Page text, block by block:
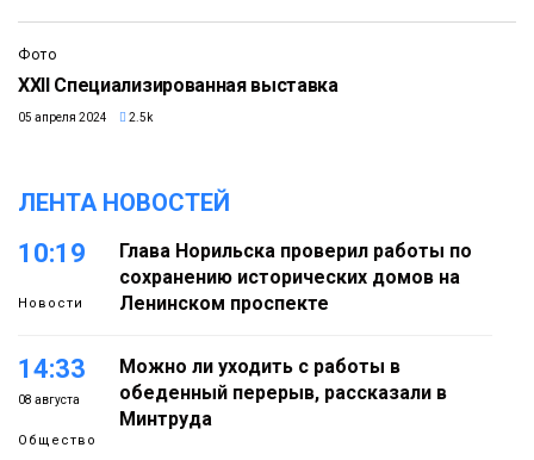
Фото
XXII Специализированная выставка
05 апреля 2024 2.5k
ЛЕНТА НОВОСТЕЙ
10:19
Новости
Глава Норильска проверил работы по
сохранению исторических домов на
Ленинском проспекте
14:33
08 августа
Общество
Можно ли уходить с работы в
обеденный перерыв, рассказали в
Минтруда